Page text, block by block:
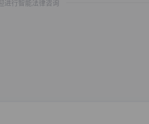
进行智能法律咨询